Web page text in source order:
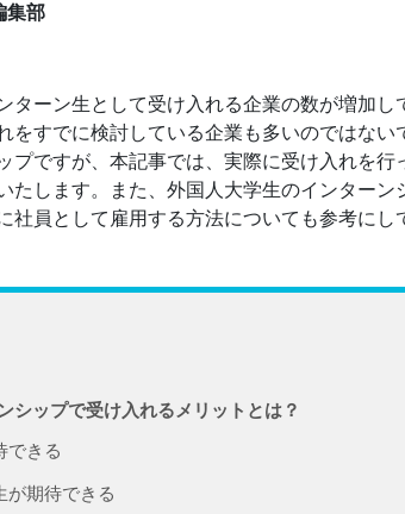
集部
ターン生として受け入れる企業の数が増加
をすでに検討している企業も多いのではな
プですが、本記事では、実際に受け入れを
たします。また、外国人大学生のインター
社員として雇用する方法についても参考にし
シップで受け入れるメリットとは？
できる
が期待できる